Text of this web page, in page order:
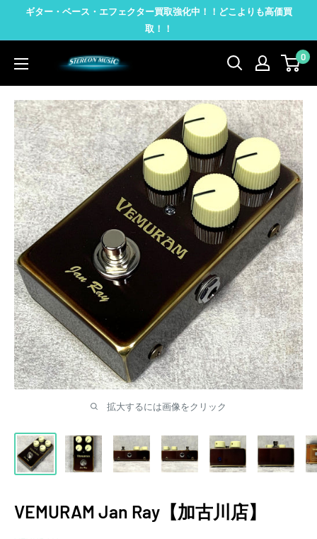
ツ
ギター・ベース・エフェクター買取強化中！！どこよりも高価買
取！！
STEREON
MUSIC
0
拡大するには画像をクリック
VEMURAM Jan Ray【加古川店】